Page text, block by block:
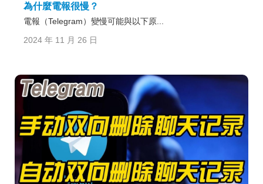
為什麼電報很慢？
電報（Telegram）變慢可能與以下原...
2024 年 11 月 26 日